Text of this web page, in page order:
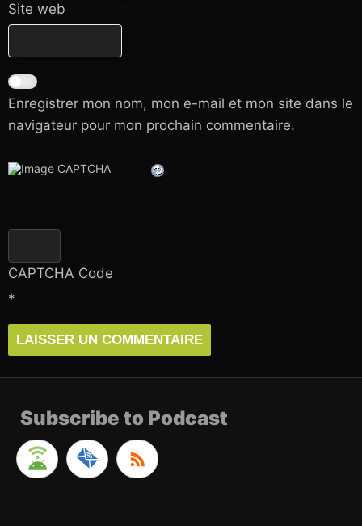
Site web
Enregistrer mon nom, mon e-mail et mon site dans le
navigateur pour mon prochain commentaire.
CAPTCHA Code
*
Subscribe to Podcast